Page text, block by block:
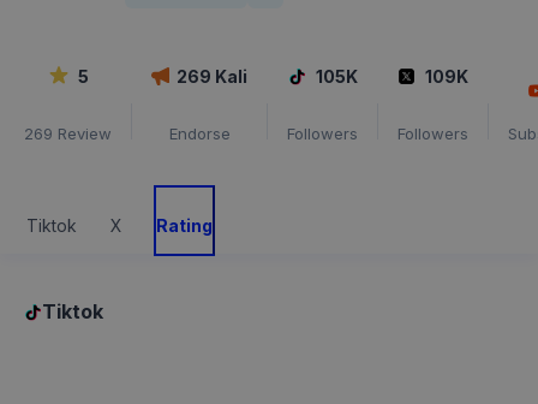
5
269 Review
269 Kali
Endorse
105K
Followers
109K
Followers
Tiktok X Rating
Tiktok